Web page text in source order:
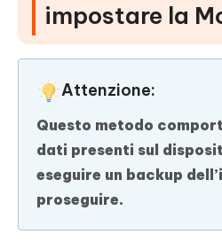
impostare la
Attenzione:
Questo metodo
dati presenti sul
eseguire un backup
proseguire.